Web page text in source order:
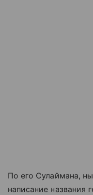
По его Сулаймана,
написание названия